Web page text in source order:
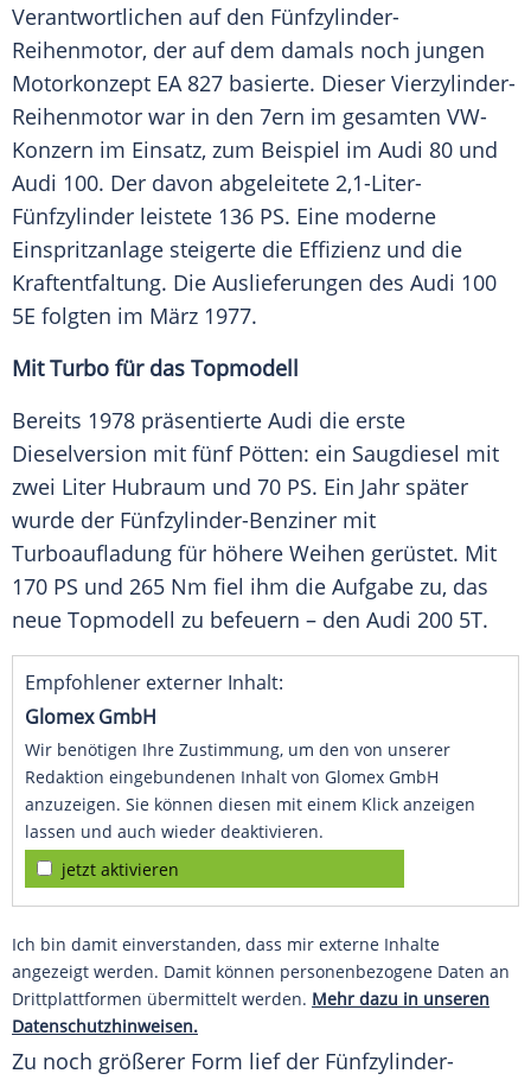
Verantwortlichen auf den Fünfzylinder-
Reihenmotor, der auf dem damals noch jungen
Motorkonzept EA827 basierte. Dieser Vierzylinder-
Reihenmotor war in den 7ern im gesamten VW-
Konzern im Einsatz, zum Beispiel im Audi 80 und
Audi 100. Der davon abgeleitete 2,1-Liter-
Fünfzylinder leistete 136 PS. Eine moderne
Einspritzanlage steigerte die Effizienz und die
Kraftentfaltung. Die Auslieferungen des Audi 100
5E folgten im März 1977.
Mit Turbo für das Topmodell
Bereits 1978 präsentierte Audi die erste
Dieselversion mit fünf Pötten: ein Saugdiesel mit
zwei Liter Hubraum und 70 PS. Ein Jahr später
wurde der Fünfzylinder-Benziner mit
Turboaufladung für höhere Weihen gerüstet. Mit
170 PS und 265 Nm fiel ihm die Aufgabe zu, das
neue Topmodell zu befeuern – den Audi 200 5T.
Empfohlener externer Inhalt:
Glomex GmbH
Wir benötigen Ihre Zustimmung, um den von unserer
Redaktion eingebundenen Inhalt von Glomex GmbH
anzuzeigen. Sie können diesen mit einem Klick anzeigen
lassen und auch wieder deaktivieren.
jetzt aktivieren
Ich bin damit einverstanden, dass mir externe Inhalte
angezeigt werden. Damit können personenbezogene Daten an
Drittplattformen übermittelt werden. Mehr dazu in unseren
Datenschutzhinweisen.
Zu noch größerer Form lief der Fünfzylinder-